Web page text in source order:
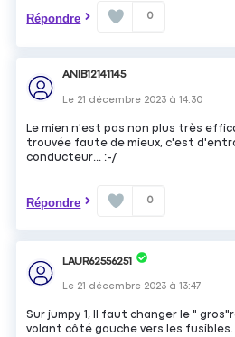
Répondre 0
ANIB12141145
Le 21 décembre 2023 à14:30
Le mien n'est pas non plus très
trouvée faute de mieux, c'est
conducteur... :-/
Répondre 0
LAUR62556251
Le 21 décembre 2023 à13:47
Sur jumpy 1, Il faut changer le "
volant côté gauche vers les fusibles.